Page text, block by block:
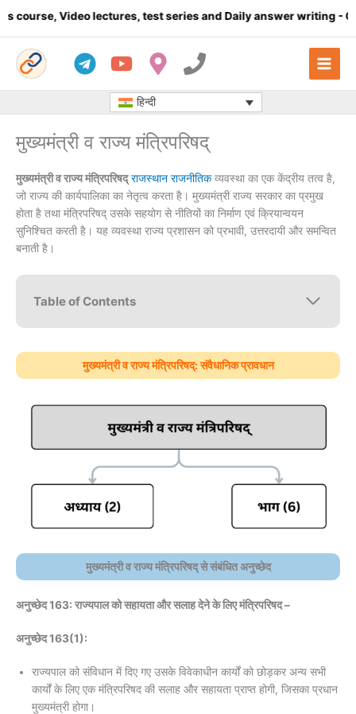
lectures, test series and Daily answer writing- Click here
हिन्दी
मुख्यमंत्री व राज्य मंत्रिपरिषद्
मुख्यमंत्री व राज्य मंत्रिपरिषद् राजस्थान राजनीतिकव्यवस्था का एक केंद्रीय तत्व है,
जो राज्य की कार्यपालिका का नेतृत्व करता है। मुख्यमंत्री राज्य सरकार का प्रमुख
होता है तथा मंत्रिपरिषद् उसके सहयोग से नीतियों का निर्माण एवं क्रियान्वयन
सुनिश्चित करती है। यह व्यवस्था राज्य प्रशासन को प्रभावी, उत्तरदायी और समन्वित
बनाती है।
Table of Contents
मुख्यमंत्री व राज्य मंत्रिपरिषद्: संवैधानिक प्रावधान
मुख्यमंत्री व राज्य मंत्रिपरिषद् से संबंधित अनुच्छेद
अनुच्छेद 163: राज्यपाल को सहायता और सलाह देने के लिए मंत्रिपरिषद –
अनुच्छेद 163(1):
राज्यपाल को संविधान में दिए गए उसके विवेकाधीन कार्यों को छोड़कर अन्य सभी
कार्यों के लिए एक मंत्रिपरिषद की सलाह और सहायता प्राप्त होगी, जिसका प्रधान
मुख्यमंत्री होगा।